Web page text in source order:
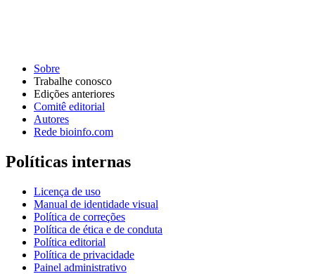
Sobre
Trabalhe conosco
Edições anteriores
Comitê editorial
Autores
Rede bioinfo.com
Políticas internas
Licença de uso
Manual de identidade visual
Política de correções
Política de ética e de conduta
Política editorial
Política de privacidade
Painel administrativo